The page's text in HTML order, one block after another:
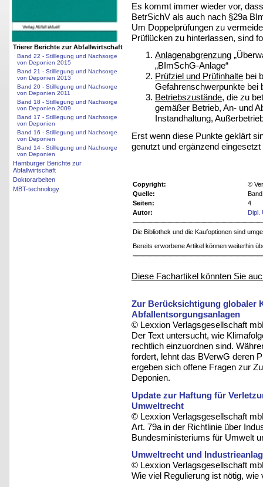
Trierer Berichte zur Abfallwirtschaft
Band 22 - Stilllegung und Nachsorge
von Deponien 2015
Band 21 - Stilllegung und Nachsorge
von Deponien 2013
Band 20 - Stilllegung und Nachsorge
von Deponien 2011
Band 18 - Stilllegung und Nachsorge
von Deponien 2009
Band 17 - Stilllegung und Nachsorge
von Deponien
Band 16 - Stilllegung und Nachsorge
von Deponien
Band 14 - Stilllegung und Nachsorge
von Deponien
Hamburger Berichte zur
Abfallwirtschaft
Doktorarbeiten
MBT-technology
Es kommt immer wieder vor,
BetrSichV als auch nach §29a
Um Doppelprüfungen zu
Prüflücken zu hinterlassen, sind
Anlagenabgrenzung
„BImSchG-Anlage“
Prüfziel und Prüfinhalte bei
Gefahrenschwerpunkte bei
Betriebszustände, die zu
gemäßer Betrieb, An- und
Instandhaltung,
Erst wenn diese Punkte geklärt
genutzt und ergänzend eingesetzt
Copyright:
©
Quelle:
Seiten:
4
Autor:
Dipl.
Die Bibliothek und die Kaufoptionen sind
Bereits erworbene Artikel können weiterhin
Diese Fachartikel könnten Sie
Zur Berücksichtigung globaler
Abfallentsorgungsanlagen
© Lexxion Verlagsgesellschaft
Der Text untersucht, wie
rechtlich einzuordnen sind.
fordert, lehnt das BVerwG deren
ergeben sich offene Fragen zur
Deponien.
Update zur Haftung für
Umweltrecht
© Lexxion Verlagsgesellschaft
Art. 79a in der Richtlinie über
Bundesministeriums für Umwelt
Umweltrecht und
© Lexxion Verlagsgesellschaft
Wie viel Regulierung ist nötig,